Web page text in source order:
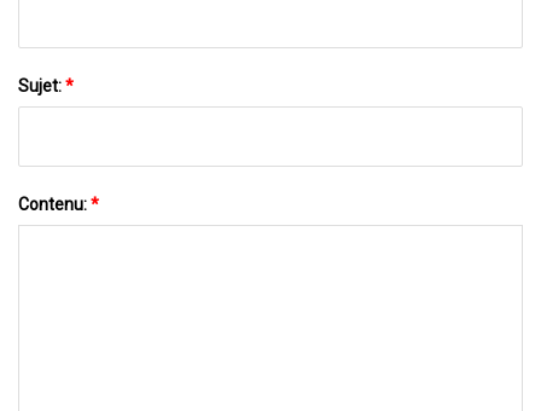
Sujet:*
Contenu:*